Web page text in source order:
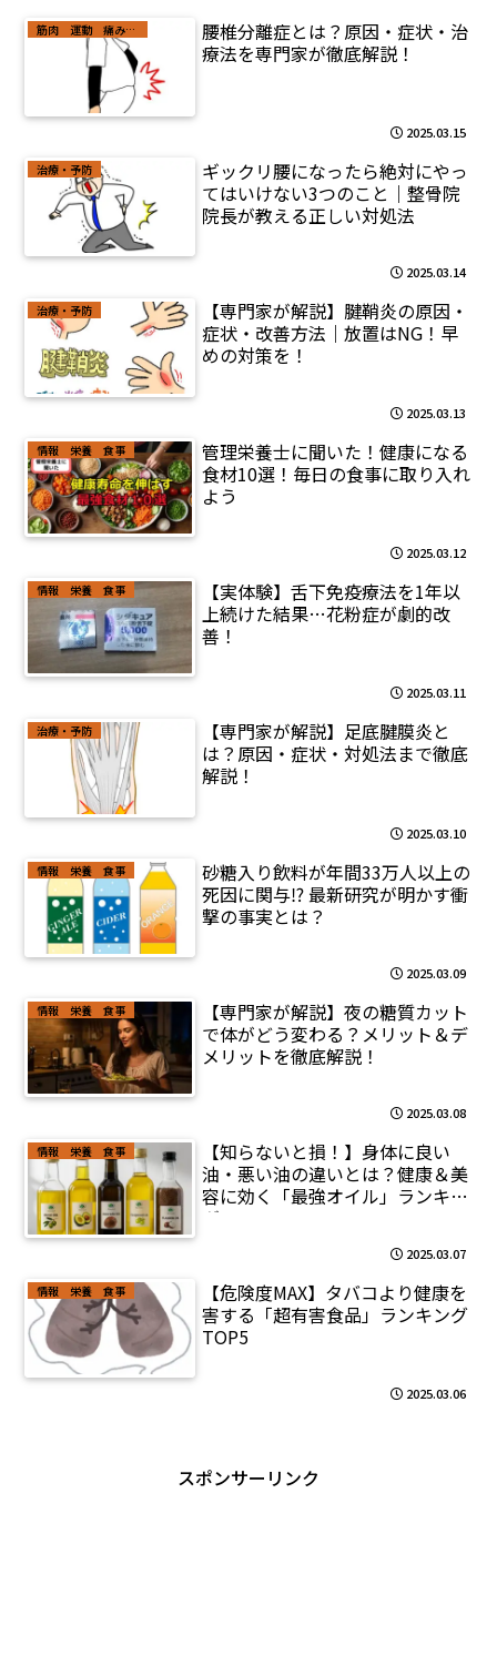
筋肉 運動 痛みの原因
腰椎分離症とは？原因・症状・治
療法を専門家が徹底解説！
2025.03.15
治療・予防
ギックリ腰になったら絶対にやっ
てはいけない3つのこと｜整骨院
院長が教える正しい対処法
2025.03.14
治療・予防
【専門家が解説】腱鞘炎の原因・
症状・改善方法｜放置はNG！早
めの対策を！
2025.03.13
情報 栄養 食事
管理栄養士に聞いた！健康になる
食材10選！毎日の食事に取り入れ
よう
2025.03.12
情報 栄養 食事
【実体験】舌下免疫療法を1年以
上続けた結果…花粉症が劇的改
善！
2025.03.11
治療・予防
【専門家が解説】足底腱膜炎と
は？原因・症状・対処法まで徹底
解説！
2025.03.10
情報 栄養 食事
砂糖入り飲料が年間33万人以上の
死因に関与⁉ 最新研究が明かす衝
撃の事実とは？
2025.03.09
情報 栄養 食事
【専門家が解説】夜の糖質カット
で体がどう変わる？メリット＆デ
メリットを徹底解説！
2025.03.08
情報 栄養 食事
【知らないと損！】身体に良い
油・悪い油の違いとは？健康＆美
容に効く「最強オイル」ランキン
グ
2025.03.07
情報 栄養 食事
【危険度MAX】タバコより健康を
害する「超有害食品」ランキング
TOP5
2025.03.06
スポンサーリンク